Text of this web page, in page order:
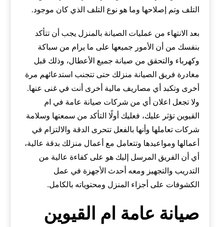
التلف وتم إصلاحها وما هو نوع التلف الذي كان موجود.
بعد الانتهاء من عمليات الصيانة بالمنزل يجب أن تتأكد
بنفسك من أن الأمور جميعها على ما يرام من سباكة
وكهرباء والتحقق من صيانة جميع الأعطال، وذلك قبل
مغادرة فريق الصيانة منزلك حتى تتجنب استدعائهم مرة
أخرى وتكبد أي مصاريف مالية أخرى أنت في غنى عنها.
ولا تجعل اعلان أي من شركات صيانة عامة في ام
القيوين تؤثر عليك، فعليك أولًا التأكد من سمعتها وسلامة
شركات تعاملها وأنها بالفعل تتحرى الدقة والالتزام في
أعمالها ومواعيدها وتتعامل مع أعمال منزلك بدقة عالية،
أي أن الفريق المرسل إليك هو على كفاءة عالية من
التدريب والتجهيز ومعه أحدث الأجهزة في عمل
الكشوفات على أجزاء المنزل ومحتوياته بالكامل.
صيانة عامة ام القيوين